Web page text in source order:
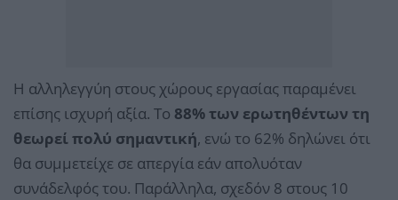
Η αλληλεγγύη στους χώρους εργασίας παραμένει
επίσης ισχυρή αξία. Το 88% των ερωτηθέντων τη
θεωρεί πολύ σημαντική, ενώ το 62% δηλώνει ότι
θα συμμετείχε σε απεργία εάν απολυόταν
συνάδελφός του. Παράλληλα, σχεδόν 8 στους 10